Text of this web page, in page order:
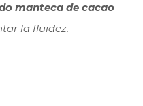
manteca de cacao
la fluidez.